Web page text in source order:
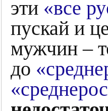
эти «все
пускай и
мужчин –
до